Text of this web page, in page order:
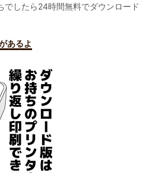
でしたら24時間無料でダウンロード
あるよ